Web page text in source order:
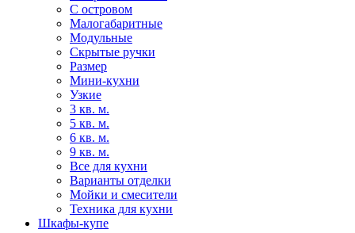
С островом
Малогабаритные
Модульные
Скрытые ручки
Размер
Мини-кухни
Узкие
3 кв. м.
5 кв. м.
6 кв. м.
9 кв. м.
Все для кухни
Варианты отделки
Мойки и смесители
Техника для кухни
Шкафы-купе